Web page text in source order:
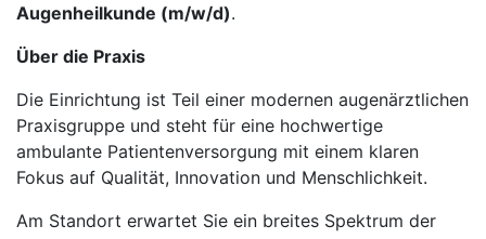
Augenheilkunde (m/w/d).
Über die Praxis
Die Einrichtung ist Teil einer modernen augenärztlichen
Praxisgruppe und steht für eine hochwertige
ambulante Patientenversorgung mit einem klaren
Fokus auf Qualität, Innovation und Menschlichkeit.
Am Standort erwartet Sie ein breites Spektrum der